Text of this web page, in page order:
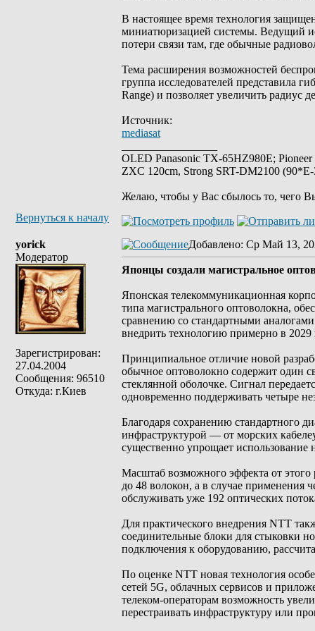
В настоящее время технология
миниатюризацией системы. Ведущий
потери связи там, где обычные
Тема расширения возможностей
группа исследователей представила
Range) и позволяет увеличить радиус
Источник:
mediasat
OLED Panasonic TX-65HZ980E;
ZXC 120cm, Strong SRT-DM2100
Желаю, чтобы у Вас сбылось то, чего
Вернуться к началу
yorick
Модератор
Зарегистрирован:
27.04.2004
Сообщения: 96510
Откуда: г.Киев
Добавлено: Ср Май 13,
Японцы создали магистральное
Японская телекоммуникационная
типа магистрального оптоволокна,
сравнению со стандартными
внедрить технологию примерно в 2029
Принципиальное отличие новой
обычное оптоволокно содержит один
стеклянной оболочке. Сигнал
одновременно поддерживать четыре
Благодаря сохранению стандартного
инфраструктурой — от морских
существенно упрощает
Масштаб возможного эффекта от
до 48 волокон, а в случае применения
обслуживать уже 192 оптических
Для практического внедрения NTT
соединительные блоки для стыковки
подключения к оборудованию,
По оценке NTT новая технология
сетей 5G, облачных сервисов и
телеком-операторам возможность
перестраивать инфраструктуру или